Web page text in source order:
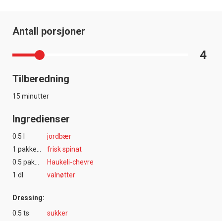
Antall porsjoner
4
Tilberedning
15 minutter
Ingredienser
0.5 l
jordbær
frisk spinat
Haukeli-chevre
1 dl
valnøtter
Dressing:
0.5 ts
sukker